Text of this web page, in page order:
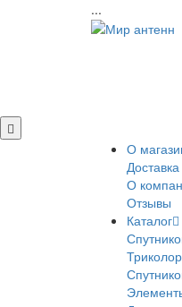
...
О
О
Отзывы
Каталог
Триколор